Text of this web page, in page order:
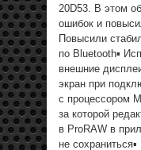
20D53. В этом
ошибок и
Повысили
по Bluetooth▪️
внешние
экран при
с процессором
за которой
в ProRAW в
не